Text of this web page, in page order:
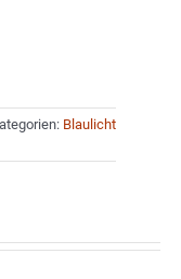
Blaulicht